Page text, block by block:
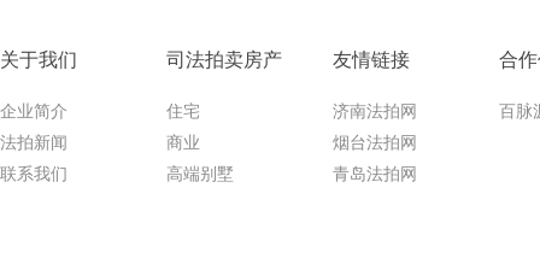
关于我们
企业简介
法拍新闻
联系我们
司法拍卖房产
住宅
商业
高端别墅
友情链接
济南法拍网
烟台法拍网
青岛法拍网
合
百脉